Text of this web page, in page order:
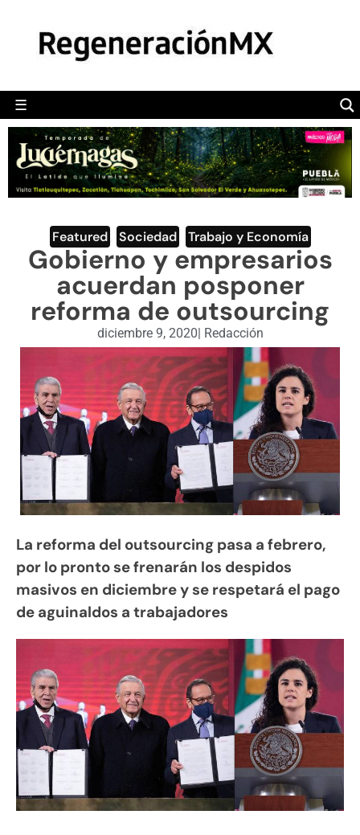
☰
POLÍTICA
CAMALEÓN
OPINIÓN
DEPORTES
ENGLISH SECTION
VIDEOS
Featured Sociedad Trabajo y Economía
Gobierno y empresarios
acuerdan posponer
reforma de outsourcing
diciembre 9, 2020| Redacción
La reforma del outsourcing pasa a febrero,
por lo pronto se frenarán los despidos
masivos en diciembre y se respetará el pago
de aguinaldos a trabajadores